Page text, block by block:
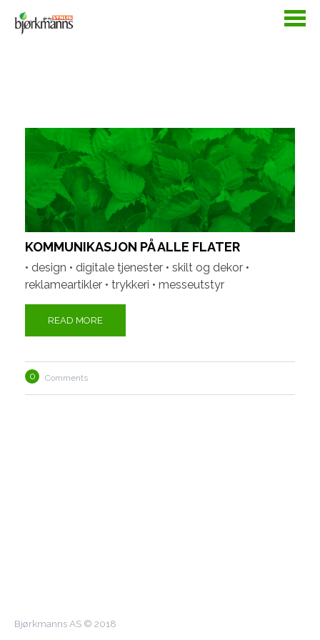
KOMMUNIKASJON PÅ ALLE FLATER
• design • digitale tjenester • skilt og dekor •
reklameartikler • trykkeri • messeutstyr
READ MORE
0 Comments
Bjørkmanns AS © 2018